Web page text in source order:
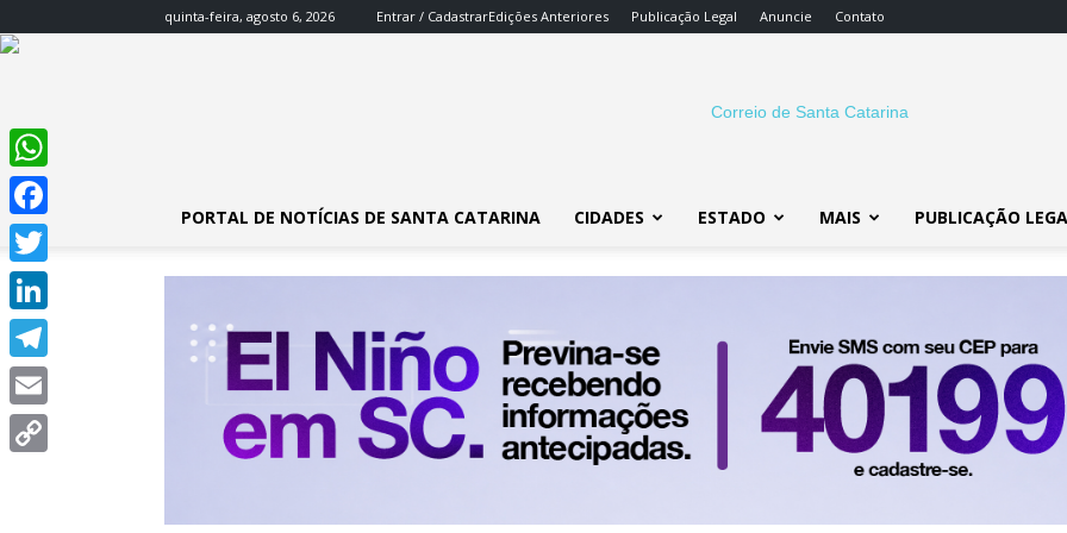
quinta-feira, agosto 6, 2026 Entrar / CadastrarEdições Anteriores Publicação Legal Anuncie Contato
SC
PORTAL DE NOTÍCIAS DE SANTA CATARINA CIDADES ESTADO MAIS PUBLICAÇÃO
WhatsApp
Facebook
Twitter
LinkedIn
Telegram
Email